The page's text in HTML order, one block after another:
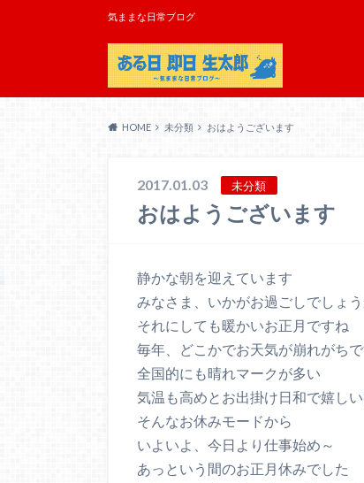
気ままな日常ブログ
HOME 未分類 おはようございます
2017.01.03 未分類
おはようございます
静かな朝を迎えています
みなさま、いかがお過ごしでしょ
それにしても暖かいお正月ですね
毎年、どこかでお天気が崩れがち
全国的にも晴れマークが多い
気温も高めとお出掛け日和で嬉しい
そんなお休みモードから
いよいよ、今日より仕事始め～
あっという間のお正月休みでした